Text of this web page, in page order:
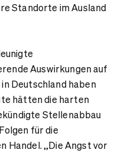
Standorte im Ausland
Auswirkungen auf
Deutschland haben
hätten die harten
Stellenabbau
für die
Handel. „Die Angst vor